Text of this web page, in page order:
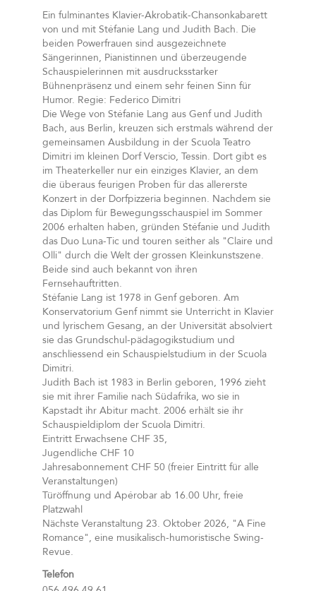
Ein fulminantes Klavier-Akrobatik-Chansonkabarett
von und mit Stéfanie Lang und Judith Bach. Die
beiden Powerfrauen sind ausgezeichnete
Sängerinnen, Pianistinnen und überzeugende
Schauspielerinnen mit ausdrucksstarker
Bühnenpräsenz und einem sehr feinen Sinn für
Humor. Regie: Federico Dimitri
Die Wege von Stéfanie Lang aus Genf und Judith
Bach, aus Berlin, kreuzen sich erstmals während der
gemeinsamen Ausbildung in der Scuola Teatro
Dimitri im kleinen Dorf Verscio, Tessin. Dort gibt es
im Theaterkeller nur ein einziges Klavier, an dem
die überaus feurigen Proben für das allererste
Konzert in der Dorfpizzeria beginnen. Nachdem sie
das Diplom für Bewegungsschauspiel im Sommer
2006 erhalten haben, gründen Stéfanie und Judith
das Duo Luna-Tic und touren seither als "Claire und
Olli" durch die Welt der grossen Kleinkunstszene.
Beide sind auch bekannt von ihren
Fernsehauftritten.
Stéfanie Lang ist 1978 in Genf geboren. Am
Konservatorium Genf nimmt sie Unterricht in Klavier
und lyrischem Gesang, an der Universität absolviert
sie das Grundschul-pädagogikstudium und
anschliessend ein Schauspielstudium in der Scuola
Dimitri.
Judith Bach ist 1983 in Berlin geboren, 1996 zieht
sie mit ihrer Familie nach Südafrika, wo sie in
Kapstadt ihr Abitur macht. 2006 erhält sie ihr
Schauspieldiplom der Scuola Dimitri.
Eintritt Erwachsene CHF 35,
Jugendliche CHF 10
Jahresabonnement CHF 50 (freier Eintritt für alle
Veranstaltungen)
Türöffnung und Apérobar ab 16.00 Uhr, freie
Platzwahl
Nächste Veranstaltung 23. Oktober 2026, "A Fine
Romance", eine musikalisch-humoristische Swing-
Revue.
Telefon